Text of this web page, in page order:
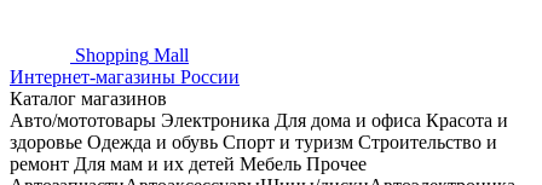
Shopping Mall
Интернет-магазины России
Каталог магазинов
Авто/мототовары Электроника Для дома и офиса Красота и
здоровье Одежда и обувь Спорт и туризм Строительство и
ремонт Для мам и их детей Мебель Прочее